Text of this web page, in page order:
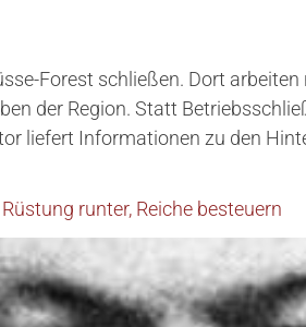
Forest schließen. Dort
der Region. Statt
liefert Informationen zu den
runter, Reiche besteuern